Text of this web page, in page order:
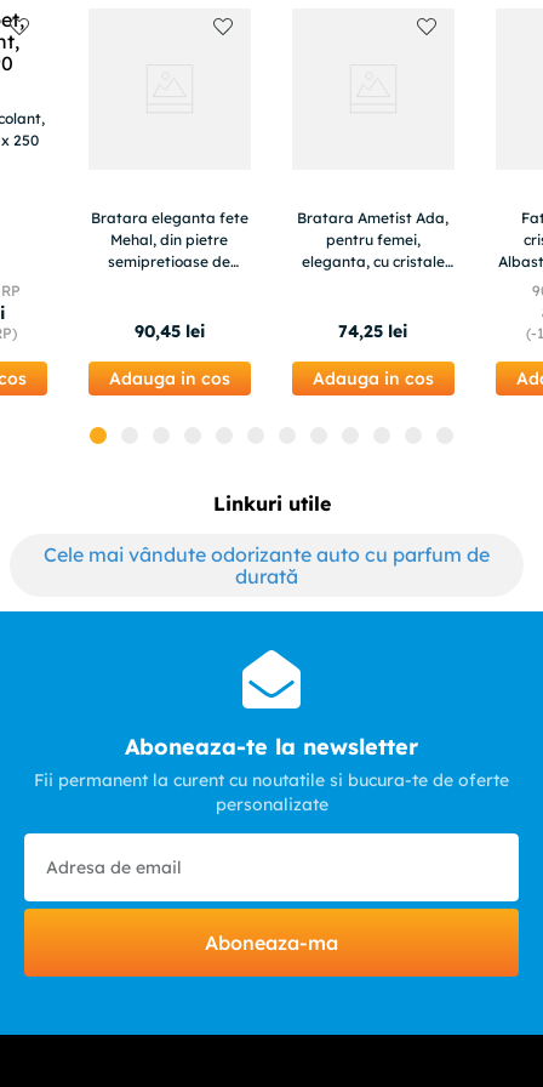
250
Bratara eleganta fete
Mehal, din pietre
semipretioase de
de 6mm
90,45 lei
Adauga in cos
Bratara Ametist Ada,
pentru femei,
eleganta, cu cristale
74,25 lei
Adauga in cos
Shell
(-
Linkuri utile
Cele mai vândute odorizante auto cu parfum de
durată
Aboneaza-te la newsletter
Fii permanent la curent cu noutatile si bucura-te de oferte
personalizate
Aboneaza-ma